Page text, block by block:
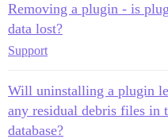
Removing a plugin - is
data lost?
Support
Will uninstalling a plugin
any residual debris files in
database?